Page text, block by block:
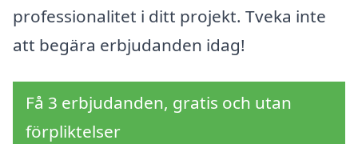
professionalitet i ditt projekt. Tveka inte
att begära erbjudanden idag!
Få 3 erbjudanden, gratis och utan
förpliktelser